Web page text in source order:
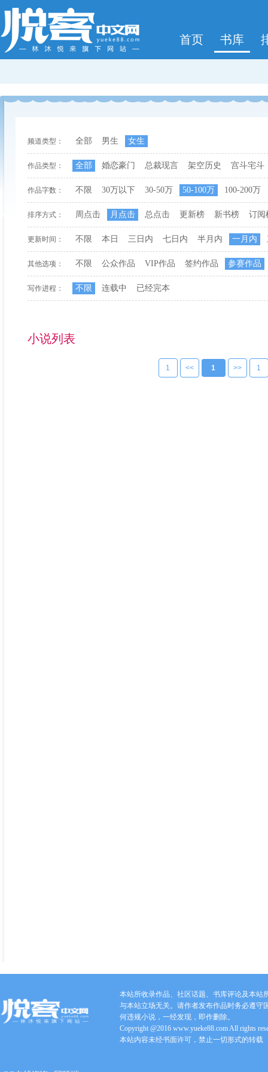
首页 书库
频道类型： 全部 男生 女生
作品类型： 全部 婚恋豪门 总裁现言 架空历史 宫斗宅斗
作品字数： 不限 30万以下 30-50万 50-100万 100-200万
排序方式： 周点击 月点击 总点击 更新榜 新书榜 订阅
更新时间： 不限 本日 三日内 七日内 半月内 一月内
其他选项： 不限 公众作品 VIP作品 签约作品 参赛作品
写作进程： 不限 连载中 已经完本
小说列表
1 << 1 >> 1
本站所收录作品、社区话题、书库评论及本站
与本站立场无关。请作者发布作品时务必遵守
何违规小说，一经发现，即作删除。
Copyright @2016 www.yueke88.com All rights
本站内容未经书面许可，禁止一切形式的转载